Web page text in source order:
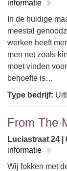
informatie
In de huidige
meestal
werken heeft
men net zoals
moet vinden
behoefte is…
Type bedrijf:
From The
Luciastraat 24 |
informatie
Wij fokken met